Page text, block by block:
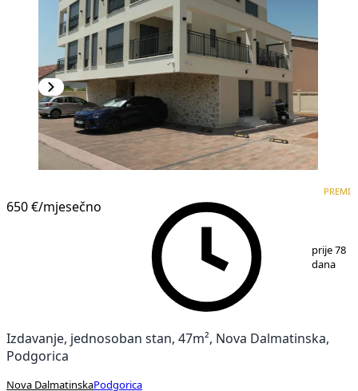
650 €/mjesečno
prije 78
dana
Izdavanje, jednosoban stan, 47m², Nova Dalmatinska,
Podgorica
Nova DalmatinskaPodgorica